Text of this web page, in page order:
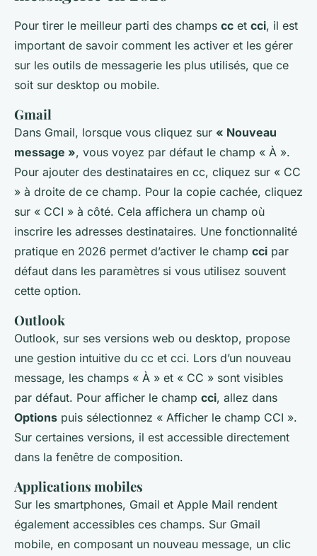
Pour tirer le meilleur parti des champs cc et cci, il est
important de savoir comment les activer et les gérer
sur les outils de messagerie les plus utilisés, que ce
soit sur desktop ou mobile.
Gmail
Dans Gmail, lorsque vous cliquez sur « Nouveau
message », vous voyez par défaut le champ « À ».
Pour ajouter des destinataires en cc, cliquez sur « CC
» à droite de ce champ. Pour la copie cachée, cliquez
sur « CCI » à côté. Cela affichera un champ où
inscrire les adresses destinataires. Une fonctionnalité
pratique en 2026 permet d’activer le champ cci par
défaut dans les paramètres si vous utilisez souvent
cette option.
Outlook
Outlook, sur ses versions web ou desktop, propose
une gestion intuitive du cc et cci. Lors d’un nouveau
message, les champs « À » et « CC » sont visibles
par défaut. Pour afficher le champ cci, allez dans
Options puis sélectionnez « Afficher le champ CCI ».
Sur certaines versions, il est accessible directement
dans la fenêtre de composition.
Applications mobiles
Sur les smartphones, Gmail et Apple Mail rendent
également accessibles ces champs. Sur Gmail
mobile, en composant un nouveau message, un clic